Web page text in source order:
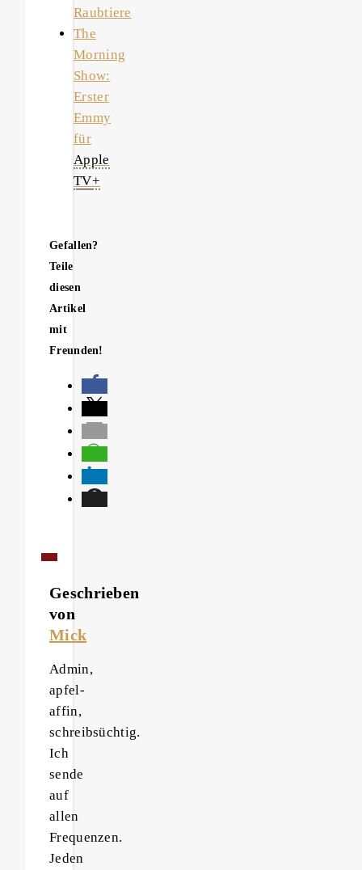
Raubtiere
The
Morning
Show:
Erster
Emmy
für
Apple
TV+
Gefallen?
Teile
diesen
Artikel
mit
Freunden!
Geschrieben
von
Mick
Admin,
apfel-
affin,
schreibsüchtig.
Ich
sende
auf
allen
Frequenzen.
Jeden